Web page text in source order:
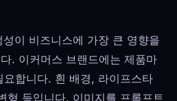
이 비즈니스에 가장 큰 영향을
. 이커머스 브랜드에는 제품마
합니다. 흰 배경, 라이프스타
형 등입니다. 이미지를 프롬프트